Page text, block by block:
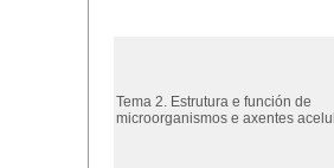
Tema 2. Estrutura e función de
microorganismos e axentes